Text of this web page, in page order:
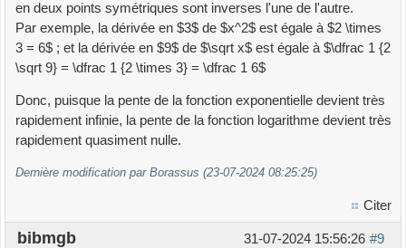
en deux points symétriques sont inverses l'une de l'autre.
Par exemple, la dérivée en $3$ de $x^2$ est égale à $2 \times
3 = 6$ ; et la dérivée en $9$ de $\sqrt x$ est égale à $\dfrac 1 {2
\sqrt 9} = \dfrac 1 {2 \times 3} = \dfrac 1 6$
Donc, puisque la pente de la fonction exponentielle devient très
rapidement infinie, la pente de la fonction logarithme devient très
rapidement quasiment nulle.
Dernière modification par Borassus (23-07-2024 08:25:25)
Citer
#9
31-07-2024 15:56:26
bibmgb